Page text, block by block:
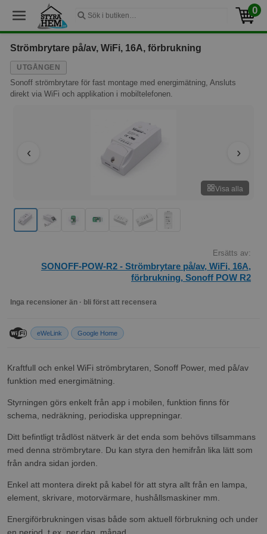
0
Strömbrytare på/av, WiFi, 16A, förbrukning
UTGÅNGEN
Sonoff strömbrytare för fast montage med energimätning, Ansluts
direkt via WiFi och applikation i mobiltelefonen.
Visa alla
Ersätts av:
SONOFF-POW-R2 - Strömbrytare på/av, WiFi, 16A,
förbrukning, Sonoff POW R2
Inga recensioner än · bli först att recensera
eWeLink Google Home
Kraftfull och enkel WiFi strömbrytaren, Sonoff Power, med på/av
funktion med energimätning.
Styrningen görs enkelt från app i mobilen, funktion finns för
schema, nedräkning, periodiska upprepningar.
Ditt befintligt trådlöst nätverk är det enda som behövs tillsammans
med denna strömbrytare. Du kan styra den hemifrån lika lätt som
från andra sidan jorden.
Enkel att montera direkt på kabel för att styra allt från en lampa,
element, skrivare, motorvärmare, hushållsmaskiner mm.
Energiförbrukningen visas både som aktuell förbrukning och under
en period, t.ex. per dag, månad.